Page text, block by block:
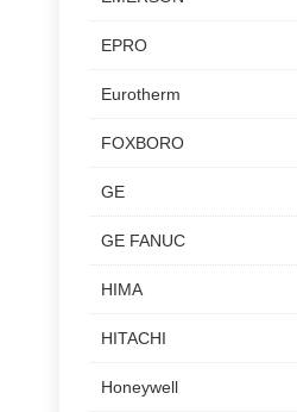
EPRO
Eurotherm
FOXBORO
GE
GE FANUC
HIMA
HITACHI
Honeywell